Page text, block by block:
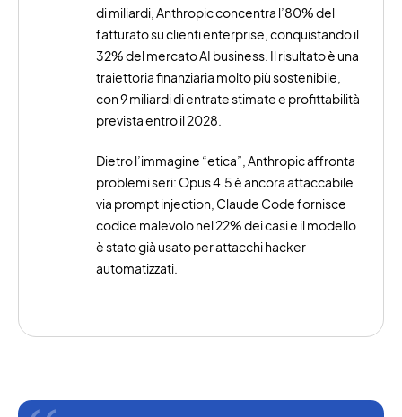
di miliardi, Anthropic concentra l’80% del
fatturato su clienti enterprise, conquistando il
32% del mercato AI business. Il risultato è una
traiettoria finanziaria molto più sostenibile,
con 9 miliardi di entrate stimate e profittabilità
prevista entro il 2028.
Dietro l’immagine “etica”, Anthropic affronta
problemi seri: Opus 4.5 è ancora attaccabile
via prompt injection, Claude Code fornisce
codice malevolo nel 22% dei casi e il modello
è stato già usato per attacchi hacker
automatizzati.